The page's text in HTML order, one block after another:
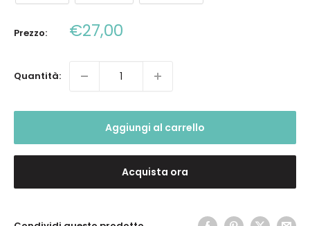
Prezzo: Prezzo
scontato
€27,00
Quantità:
Aggiungi al carrello
Acquista ora